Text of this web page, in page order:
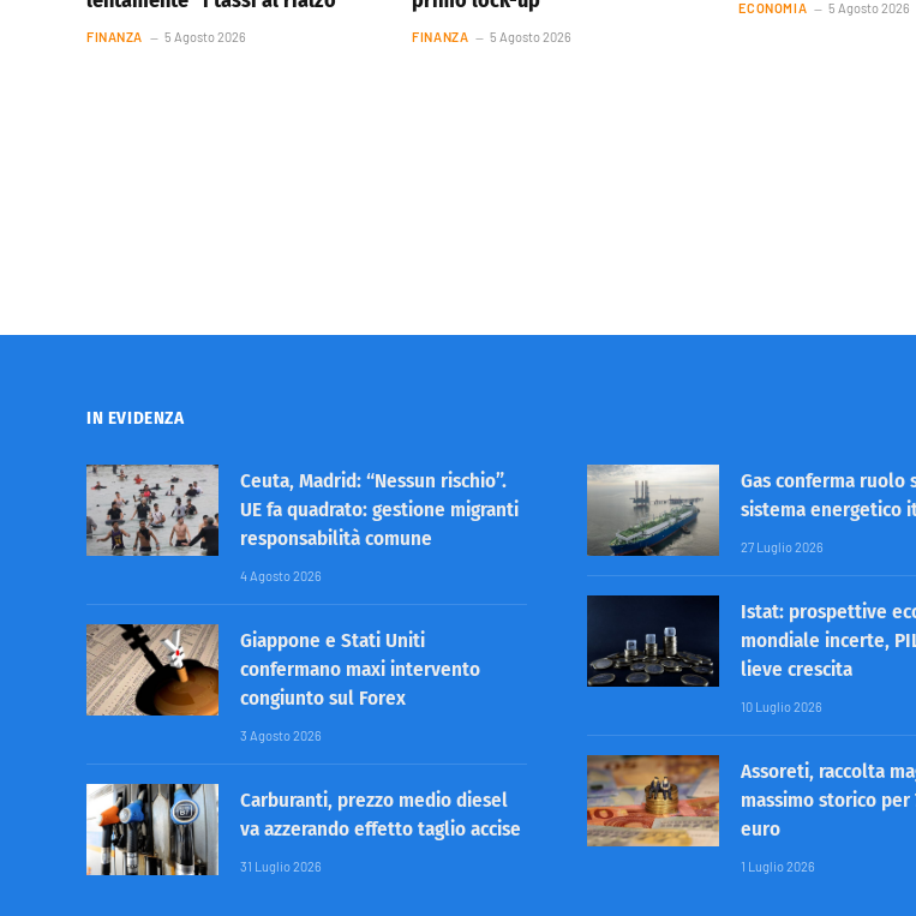
FINANZA 5 Agosto 2026 FINANZA 5 Agosto 2026
ECONOMIA 5 Agosto 2026
IN EVIDENZA
Ceuta, Madrid: “Nessun rischio”.
UE fa quadrato: gestione migranti
responsabilità comune
4 Agosto 2026
Giappone e Stati Uniti
confermano maxi intervento
congiunto sul Forex
3 Agosto 2026
Carburanti, prezzo medio diesel
va azzerando effetto taglio accise
31 Luglio 2026
Gas conferma ruolo
sistema energetico
27 Luglio 2026
Istat: prospettive
mondiale incerte,
lieve crescita
10 Luglio 2026
Assoreti, raccolta
massimo storico
euro
1 Luglio 2026